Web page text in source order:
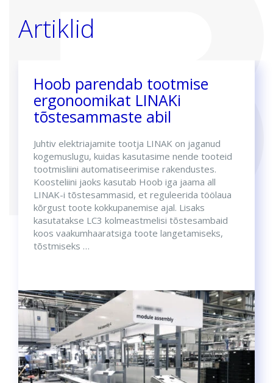
Artiklid
Hoob parendab tootmise
ergonoomikat LINAKi
tõstesammaste abil
Juhtiv elektriajamite tootja LINAK on jaganud
kogemuslugu, kuidas kasutasime nende tooteid
tootmisliini automatiseerimise rakendustes.
Koosteliini jaoks kasutab Hoob iga jaama all
LINAK-i tõstesammasid, et reguleerida töölaua
kõrgust toote kokkupanemise ajal. Lisaks
kasutatakse LC3 kolmeastmelisi tõstesambaid
koos vaakumhaaratsiga toote langetamiseks,
tõstmiseks …